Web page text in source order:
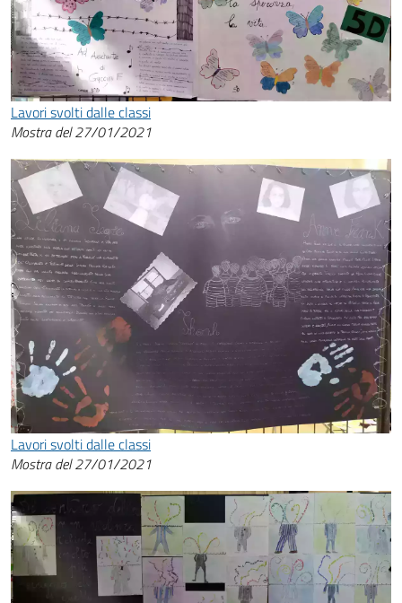
Lavori svolti dalle classi
Mostra del 27/01/2021
Lavori svolti dalle classi
Mostra del 27/01/2021